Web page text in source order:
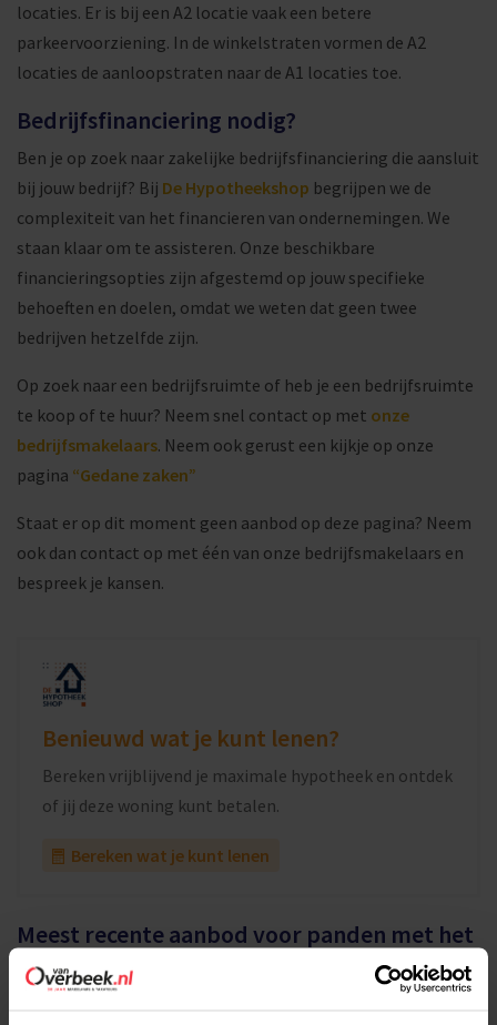
locaties. Er is bij een A2 locatie vaak een betere
parkeervoorziening. In de winkelstraten vormen de A2
locaties de aanloopstraten naar de A1 locaties toe.
Bedrijfsfinanciering nodig?
Ben je op zoek naar zakelijke bedrijfsfinanciering die aansluit
bij jouw bedrijf? Bij De Hypotheekshop begrijpen we de
complexiteit van het financieren van ondernemingen. We
staan klaar om te assisteren. Onze beschikbare
financieringsopties zijn afgestemd op jouw specifieke
behoeften en doelen, omdat we weten dat geen twee
bedrijven hetzelfde zijn.
Op zoek naar een bedrijfsruimte of heb je een bedrijfsruimte
te koop of te huur? Neem snel contact op met onze
bedrijfsmakelaars. Neem ook gerust een kijkje op onze
pagina “Gedane zaken”
Staat er op dit moment geen aanbod op deze pagina? Neem
ook dan contact op met één van onze bedrijfsmakelaars en
bespreek je kansen.
Benieuwd wat je kunt lenen?
Bereken vrijblijvend je maximale hypotheek en ontdek
of jij deze woning kunt betalen.
Bereken wat je kunt lenen
Meest recente aanbod voor panden met het
kenmerk A1 locatie
Bekijk onderstaand ons aanbod. Vragen? Bel of mail ons